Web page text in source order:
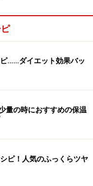
……ダイエット効果バッ
量の時におすすめの保温
ピ！人気のふっくらツヤ